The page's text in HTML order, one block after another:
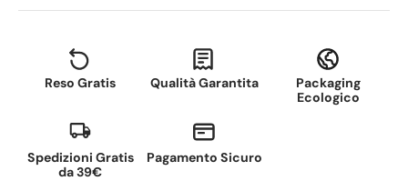
Reso Gratis Qualità Garantita
Packaging
Ecologico
Spedizioni Gratis
da 39€
Pagamento Sicuro